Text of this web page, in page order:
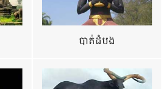
បាត់ដំបង